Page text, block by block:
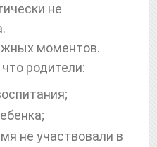
не
моментов.
родители:
не участвовали в